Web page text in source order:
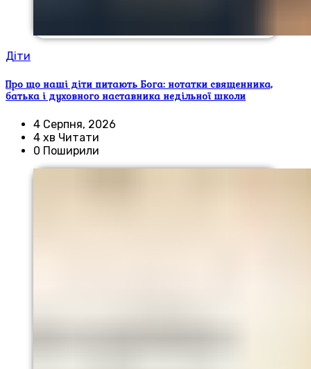
Діти
Про що наші діти питають Бога: нотатки священника,
батька і духовного наставника недільної школи
4 Серпня, 2026
4 хв Читати
0 Поширили